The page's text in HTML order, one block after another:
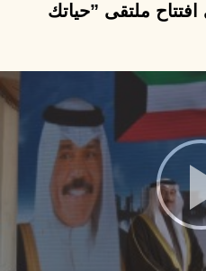
ملتقى ”حياتك